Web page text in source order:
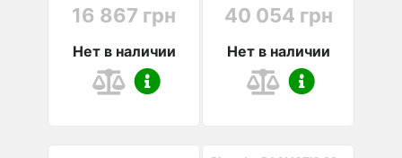
16 867 грн
Нет в наличии
40 054 грн
Нет в наличии